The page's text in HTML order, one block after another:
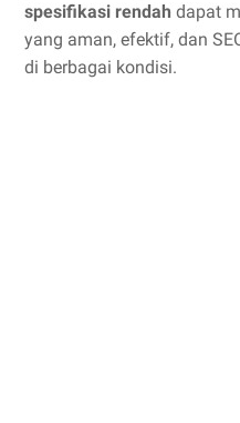
spesifikasi rendah dapat
yang aman, efektif, dan
di berbagai kondisi.